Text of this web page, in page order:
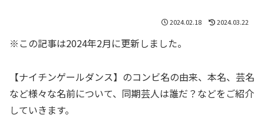
2024.02.18 2024.03.22
※この記事は2024年2月に更新しました。
【ナイチンゲールダンス】のコンビ名の由来、本名、芸名
など様々な名前について、同期芸人は誰だ？などをご紹介
していきます。